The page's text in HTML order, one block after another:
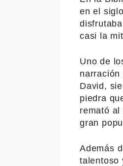
en el
casi la
Uno de
narración
David,
piedra
remató al
gran
Además
talentoso